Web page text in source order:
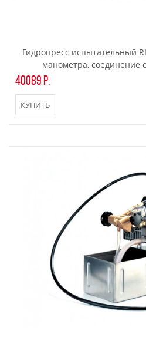
Гидропресс испытательный
манометра, соединение
40089 р.
КУПИТЬ